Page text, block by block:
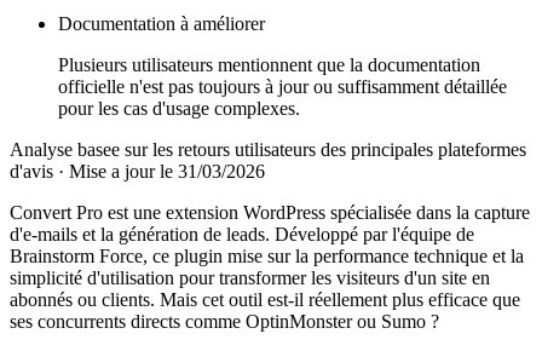
Documentation à améliorer
Plusieurs utilisateurs mentionnent que la documentation
officielle n'est pas toujours à jour ou suffisamment détaillée
pour les cas d'usage complexes.
Analyse basee sur les retours utilisateurs des principales plateformes
d'avis · Mise a jour le 31/03/2026
Convert Pro est une extension WordPress spécialisée dans la capture
d'e-mails et la génération de leads. Développé par l'équipe de
Brainstorm Force, ce plugin mise sur la performance technique et la
simplicité d'utilisation pour transformer les visiteurs d'un site en
abonnés ou clients. Mais cet outil est-il réellement plus efficace que
ses concurrents directs comme OptinMonster ou Sumo ?